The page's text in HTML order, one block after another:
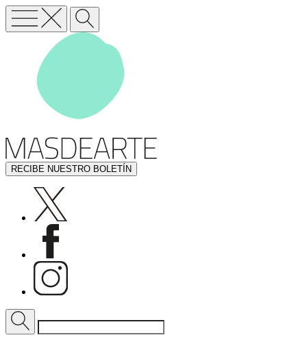
RECIBE NUESTRO BOLETÍN